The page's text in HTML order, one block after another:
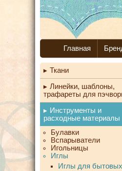
Главная
Ткани
Линейки, шаблоны,
трафареты для
Инструменты и
расходные материалы
Булавки
Вспарыватели
Игольницы
Иглы
Иглы для бытовых